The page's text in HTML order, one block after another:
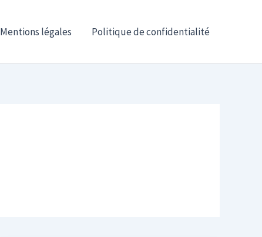
Mentions légales Politique de confidentialité